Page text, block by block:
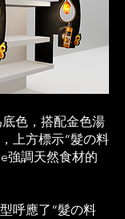
色，搭配金色湯
上方標示“髮の料
強調天然食材的
呼應了“髮の料